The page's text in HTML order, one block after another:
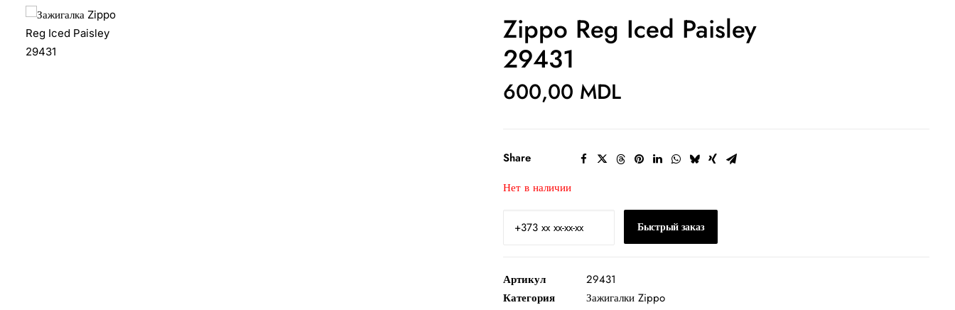
Zippo Reg Iced Paisley
29431
600,00 MDL
Share
Нет в наличии
Быстрый заказ
Артикул
29431
Категория
Зажигалки Zippo